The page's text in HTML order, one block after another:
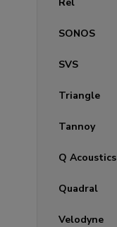
SONOS
SVS
Triangle
Tannoy
Q Acoustics
Quadral
Velodyne